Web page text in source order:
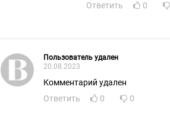
Ответить
0
Пользователь удален
20.08.2023
Комментарий удален
Ответить
0 0